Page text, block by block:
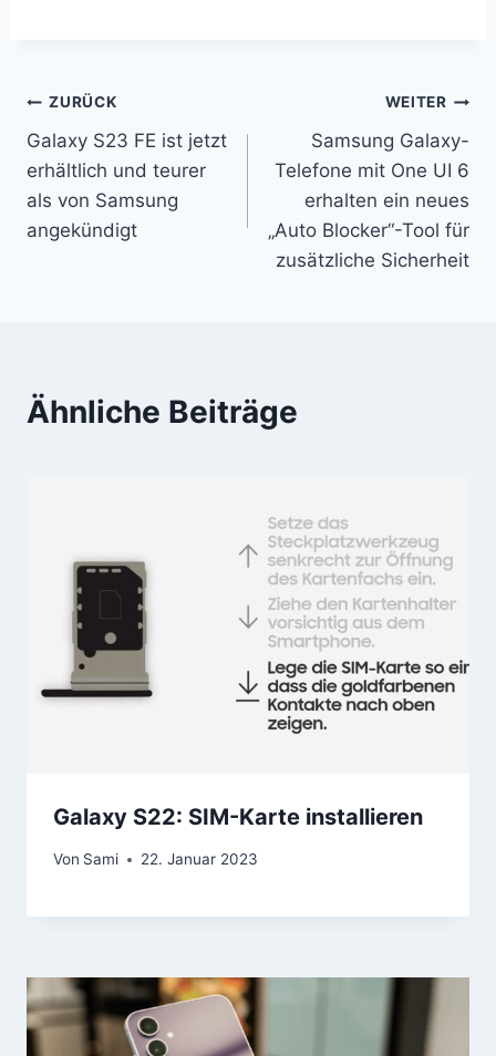
Beitragsnavigation
ZURÜCK
Galaxy S23 FE ist jetzt
erhältlich und teurer
als von Samsung
angekündigt
WEITER
Samsung Galaxy-
Telefone mit One UI 6
erhalten ein neues
„Auto Blocker“-Tool für
zusätzliche Sicherheit
Ähnliche Beiträge
Galaxy S22: SIM-Karte installieren
Von Sami 22. Januar 2023